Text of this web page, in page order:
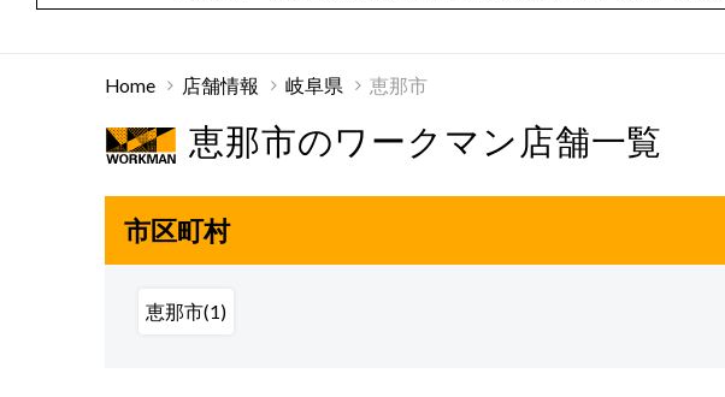
Home 店舗情報 岐阜県 恵那市
恵那市のワークマン店舗一覧
市区町村
恵那市(1)